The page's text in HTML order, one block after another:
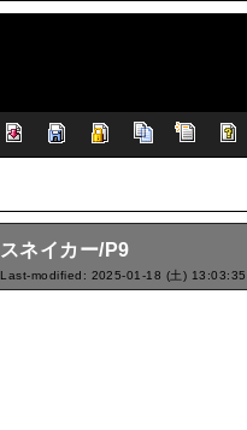
スネイカー/P9
Last-modified: 2025-01-18 (土) 13:03:35